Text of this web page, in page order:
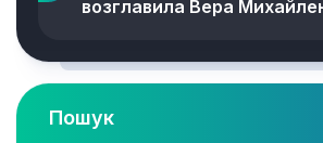
возглавила Вера
Пошук